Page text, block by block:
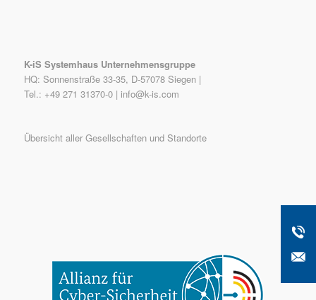
K-iS Systemhaus Unternehmensgruppe
HQ: Sonnenstraße 33-35, D-57078 Siegen |
Tel.: +49 271 31370-0 | info@k-is.com
Übersicht aller Gesellschaften und Standorte